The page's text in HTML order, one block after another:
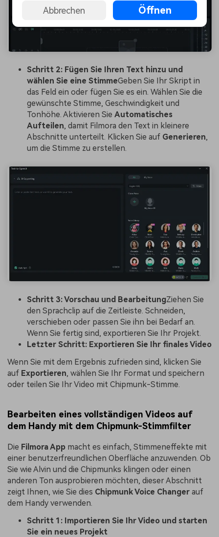
Schritt 2: Fügen Sie Ihren Text hinzu und
wählen Sie eine StimmeGeben Sie Ihr Skript in
das Feld ein oder fügen Sie es ein. Wählen Sie die
gewünschte Stimme, Geschwindigkeit und
Tonhöhe. Aktivieren Sie Automatisches
Aufteilen, damit Filmora den Text in kleinere
Abschnitte unterteilt. Klicken Sie auf Generieren,
um die Stimme zu erstellen.
Schritt 3: Vorschau und BearbeitungZiehen Sie
den Sprachclip auf die Zeitleiste. Schneiden,
verschieben oder passen Sie ihn bei Bedarf an.
Wenn Sie fertig sind, exportieren Sie Ihr Projekt.
Letzter Schritt: Exportieren Sie Ihr finales Video
Wenn Sie mit dem Ergebnis zufrieden sind, klicken Sie
auf Exportieren, wählen Sie Ihr Format und speichern
oder teilen Sie Ihr Video mit Chipmunk-Stimme.
Bearbeiten eines vollständigen Videos auf
dem Handy mit dem Chipmunk-Stimmfilter
Die Filmora App macht es einfach, Stimmeneffekte mit
einer benutzerfreundlichen Oberfläche anzuwenden. Ob
Sie wie Alvin und die Chipmunks klingen oder einen
anderen Ton ausprobieren möchten, dieser Abschnitt
zeigt Ihnen, wie Sie dies Chipmunk Voice Changer auf
dem Handy verwenden.
Schritt 1: Importieren Sie Ihr Video und starten
Sie ein neues Projekt
Abbrechen Öffnen